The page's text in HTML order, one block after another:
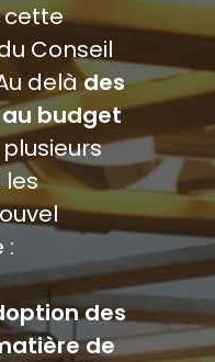
cette
Conseil
delàdes
budget
plusieurs
les
:
des
de